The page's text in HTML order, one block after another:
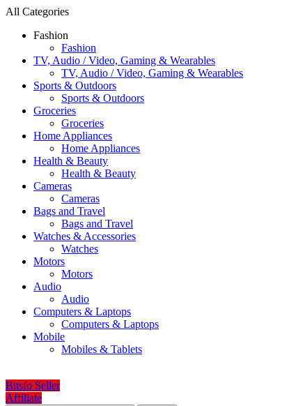
All Categories
Fashion
Fashion
TV, Audio / Video, Gaming & Wearables
TV, Audio / Video, Gaming & Wearables
Sports & Outdoors
Sports & Outdoors
Groceries
Groceries
Home Appliances
Home Appliances
Health & Beauty
Health & Beauty
Cameras
Cameras
Bags and Travel
Bags and Travel
Watches & Accessories
Watches
Motors
Motors
Audio
Audio
Computers & Laptops
Computers & Laptops
Mobile
Mobiles & Tablets
Bitsfo Seller
Affiliate